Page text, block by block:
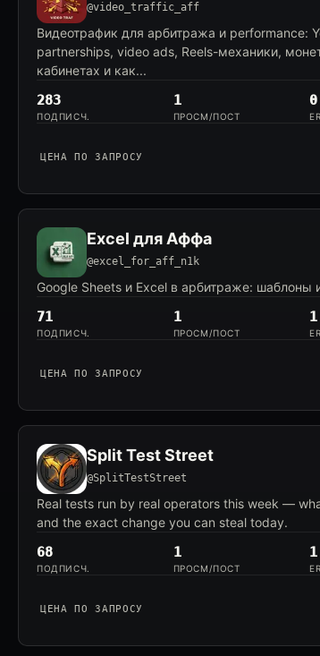
@video_traffic_aff
Видеотрафик для арбитража и performance:
partnerships, video ads, Reels-механики,
кабинетах и как...
283
ПОДПИСЧ.
1
ПРОСМ/ПОСТ ER
ЦЕНА ПО ЗАПРОСУ
Excel для Аффа
@excel_for_aff_n1k
Google Sheets и Excel в арбитраже: шаблоны
71
ПОДПИСЧ.
1
ПРОСМ/ПОСТ ER
ЦЕНА ПО ЗАПРОСУ
Split Test Street
@SplitTestStreet
Real tests run by real operators this week —
and the exact change you can steal today.
68
ПОДПИСЧ.
1
ПРОСМ/ПОСТ ER
ЦЕНА ПО ЗАПРОСУ